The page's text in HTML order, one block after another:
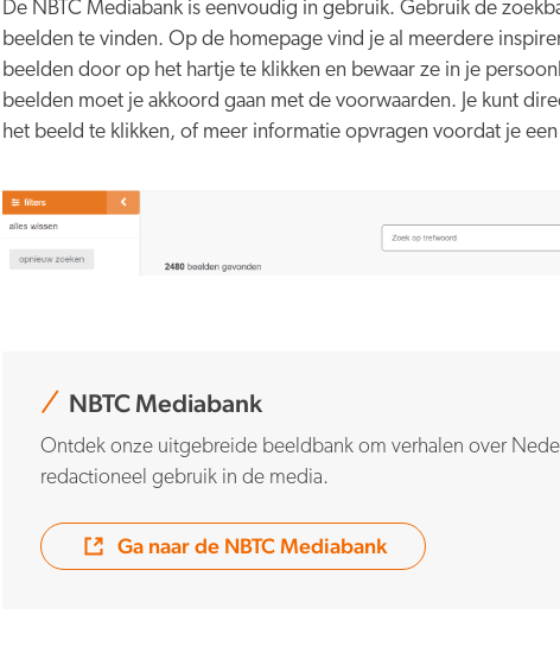
De NBTC Mediabank is eenvoudig in gebruik. Gebruik de
beelden te vinden. Op de homepage vind je al meerdere
beelden door op het hartje te klikken en bewaar ze in je
beelden moet je akkoord gaan met de voorwaarden. Je kunt
het beeld te klikken, of meer informatie opvragen voordat je
NBTC Mediabank
Ontdek onze uitgebreide beeldbank om verhalen over
redactioneel gebruik in de media.
Ga naar de NBTC Mediabank